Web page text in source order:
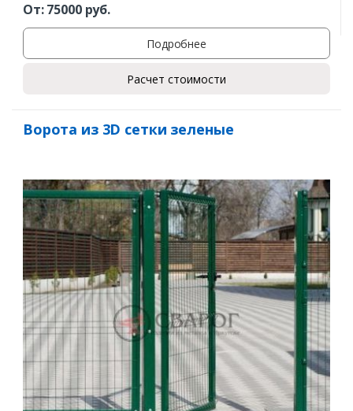
От:75000руб.
Подробнее
Расчет стоимости
Ворота из 3D сетки зеленые